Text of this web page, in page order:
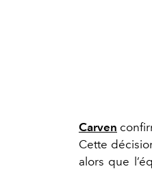
Carven
Cette
alors que